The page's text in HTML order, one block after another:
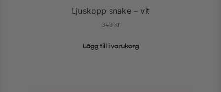
Ljuskopp snake – vit
349 kr
Lägg till i varukorg